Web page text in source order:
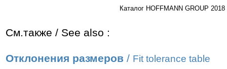
Каталог HOFFMANN GROUP
См.также / See also :
Отклонения размеров / Fit tolerance table